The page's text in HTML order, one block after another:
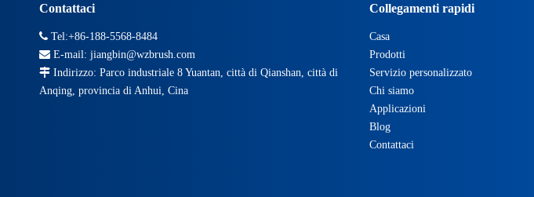
Contattaci
 Tel:+86-188-5568-8484
 E-mail: jiangbin@wzbrush.com
 Indirizzo: Parco industriale 8 Yuantan, città di Qianshan, città di
Anqing, provincia di Anhui, Cina
Collegamenti rapidi
Casa
Prodotti
Servizio personalizzato
Chi siamo
Applicazioni
Blog
Contattaci